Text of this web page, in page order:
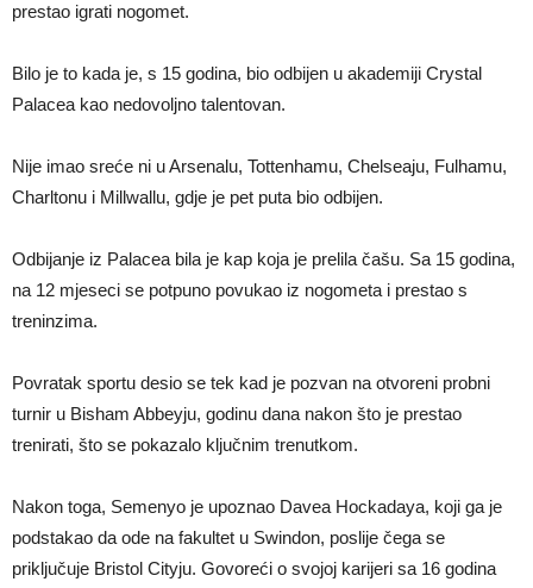
prestao igrati nogomet.
Bilo je to kada je, s 15 godina, bio odbijen u akademiji Crystal
Palacea kao nedovoljno talentovan.
Nije imao sreće ni u Arsenalu, Tottenhamu, Chelseaju, Fulhamu,
Charltonu i Millwallu, gdje je pet puta bio odbijen.
Odbijanje iz Palacea bila je kap koja je prelila čašu. Sa 15 godina,
na 12 mjeseci se potpuno povukao iz nogometa i prestao s
treninzima.
Povratak sportu desio se tek kad je pozvan na otvoreni probni
turnir u Bisham Abbeyju, godinu dana nakon što je prestao
trenirati, što se pokazalo ključnim trenutkom.
Nakon toga, Semenyo je upoznao Davea Hockadaya, koji ga je
podstakao da ode na fakultet u Swindon, poslije čega se
priključuje Bristol Cityju. Govoreći o svojoj karijeri sa 16 godina